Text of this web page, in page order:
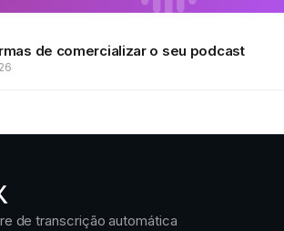
de comercializar o seu podcast
de transcrição automática